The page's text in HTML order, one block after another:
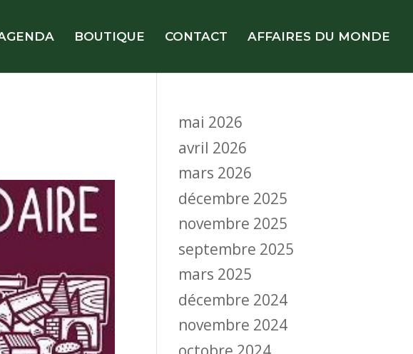
BOUTIQUE CONTACT AFFAIRES DU MONDE
mai 2026
avril 2026
mars 2026
décembre 2025
novembre 2025
septembre 2025
mars 2025
décembre 2024
novembre 2024